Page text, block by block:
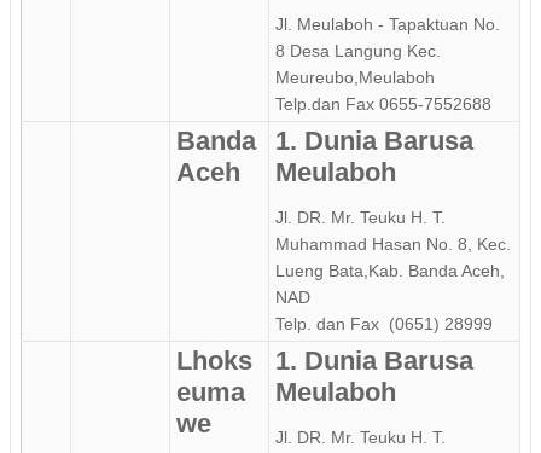
Jl. Meulaboh - Tapaktuan No.
8 Desa Langung Kec.
Meureubo,Meulaboh
Telp.dan Fax 0655-7552688
Banda
Aceh
1. Dunia Barusa
Meulaboh
Jl. DR. Mr. Teuku H. T.
Muhammad Hasan No. 8, Kec.
Lueng Bata,Kab. Banda Aceh,
NAD
Telp. dan Fax (0651) 28999
Lhoks
euma
we
1. Dunia Barusa
Meulaboh
Jl. DR. Mr. Teuku H. T.